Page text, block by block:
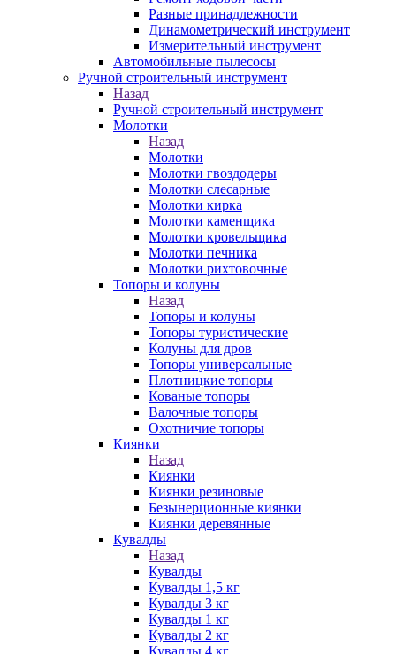
Разные принадлежности
Динамометрический инструмент
Измерительный инструмент
Автомобильные пылесосы
Ручной строительный инструмент
Назад
Ручной строительный инструмент
Молотки
Назад
Молотки
Молотки гвоздодеры
Молотки слесарные
Молотки кирка
Молотки каменщика
Молотки кровельщика
Молотки печника
Молотки рихтовочные
Топоры и колуны
Назад
Топоры и колуны
Топоры туристические
Колуны для дров
Топоры универсальные
Плотницкие топоры
Кованые топоры
Валочные топоры
Охотничие топоры
Киянки
Назад
Киянки
Киянки резиновые
Безынерционные киянки
Киянки деревянные
Кувалды
Назад
Кувалды
Кувалды 1,5 кг
Кувалды 3 кг
Кувалды 1 кг
Кувалды 2 кг
Кувалды 4 кг